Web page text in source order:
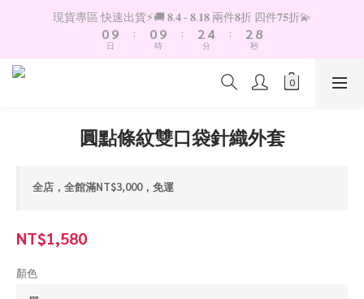
現貨專區 快速出貨⚡️🚚 𝟖.𝟒 - 𝟖.𝟏𝟖 兩件𝟖折 四件𝟕𝟓折💫
1
09
8
3
0
日
:
1
09
8
3
0
時
:
3
2
1
5
4
3
分
:
3
2
1
9
8
7
5
2
秒
圓點條紋雙口袋針織外套
全店，全館滿NT$3,000，免運
NT$1,580
顏色